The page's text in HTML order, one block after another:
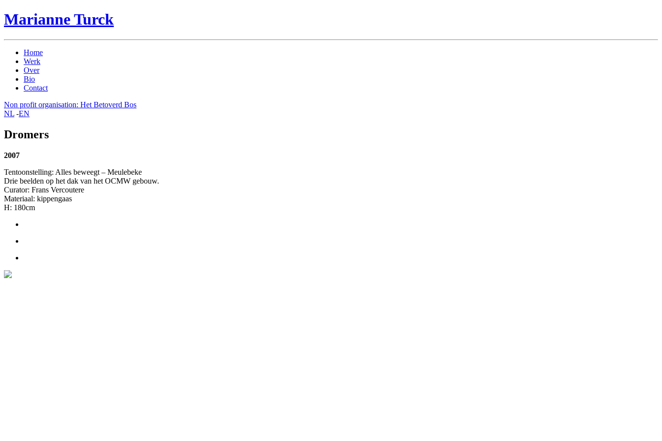
Marianne Turck
Home
Werk
Over
Bio
Contact
Non profit organisation: Het Betoverd Bos
NL -EN
Dromers
2007
Tentoonstelling: Alles beweegt – Meulebeke
Drie beelden op het dak van het OCMW gebouw.
Curator: Frans Vercoutere
Materiaal: kippengaas
H: 180cm